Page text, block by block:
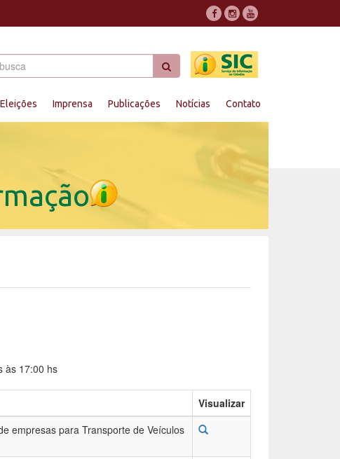
Eleições Imprensa Publicações Notícias Contato
às 17:00 hs
Visualizar
empresas para Transporte de Veículos